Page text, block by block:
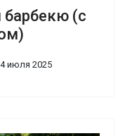
барбекю (с
июля 2025